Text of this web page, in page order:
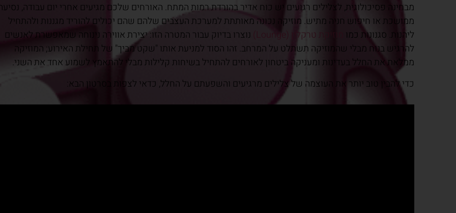
מבחינה פסיכולוגית, לצלילים רגועים יש כוח אדיר בהורדת רמות המתח. האורחים שלכם מגיעים אחרי יום עבודה, נסיעה
ממושכת או חיפוש חניה מתיש. מוזיקה נכונה מאותתת למערכת העצבים שלהם שהם יכולים להוריד מגננות ולהתחיל
ליהנות. סגנונות כמו
מוזיקת טרקלין (Lounge)
נוצרו בדיוק עבור המטרה הזו: יצירת אווירה נינוחה שמאפשרת לאנשים
להרגיש בנוח מבלי שהמוזיקה תשתלט על המרחב. זהו הסוד למניעת אותו "שקט מביך" של תחילת האירוע; המוזיקה
ממלאת את החלל בעדינות ומעניקה ביטחון לאורחים להתחיל בשיחות קלילות מבלי להתאמץ לשמוע אחד את השני.
כדי להבין טוב יותר את העוצמה של צלילים מרגיעים והשפעתם על החלל, כדאי לצפות בסרטון הבא: